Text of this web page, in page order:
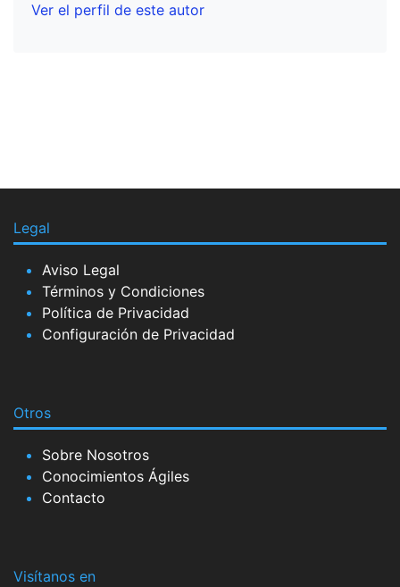
Ver el perfil de este autor
Legal
Aviso Legal
Términos y Condiciones
Política de Privacidad
Configuración de Privacidad
Otros
Sobre Nosotros
Conocimientos Ágiles
Contacto
Visítanos en